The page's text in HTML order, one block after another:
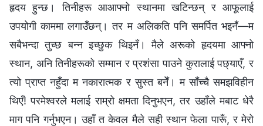
हृदय हुन्छ। तिनीहरू आआफ्नो स्थानमा खटिन्छन् र आफूलाई
उपयोगी काममा लगाउँछन्। तर म अलिकति पनि समर्पित भइनँ—म
सबैभन्दा तुच्छ बन्न इच्छुक थिइनँ। मैले अरूको हृदयमा आफ्नो
स्थान, अनि तिनीहरूको सम्मान र प्रशंसा पाउने कुरालाई पछ्याएँ, र
त्यो प्राप्त नहुँदा म नकारात्मक र सुस्त बनेँ। म साँच्चै समझविहीन
थिएँ! परमेश्‍वरले मलाई राम्रो क्षमता दिनुभएन, तर उहाँले मबाट धेरै
माग पनि गर्नुभएन। उहाँ त केवल मैले सही स्थान फेला पारूँ, र मेरो